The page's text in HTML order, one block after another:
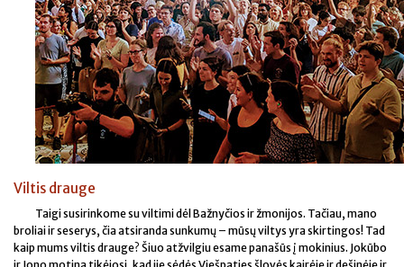
Viltis drauge
Taigi susirinkome su viltimi dėl Bažnyčios ir žmonijos. Tačiau, mano
broliai ir seserys, čia atsiranda sunkumų – mūsų viltys yra skirtingos! Tad
kaip mums viltis drauge? Šiuo atžvilgiu esame panašūs į mokinius. Jokūbo